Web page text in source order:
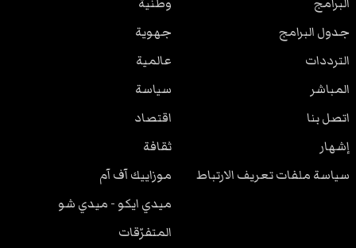
جدول البرامج
الترددات
المباشر
اتصل بنا
إشهار
سياسة ملفات تعريف الارتباط
جهوية
عالمية
سياسة
اقتصاد
ثقافة
موزاييك آف آم
ميدي ايكو - ميدي شو
المتفرّقات